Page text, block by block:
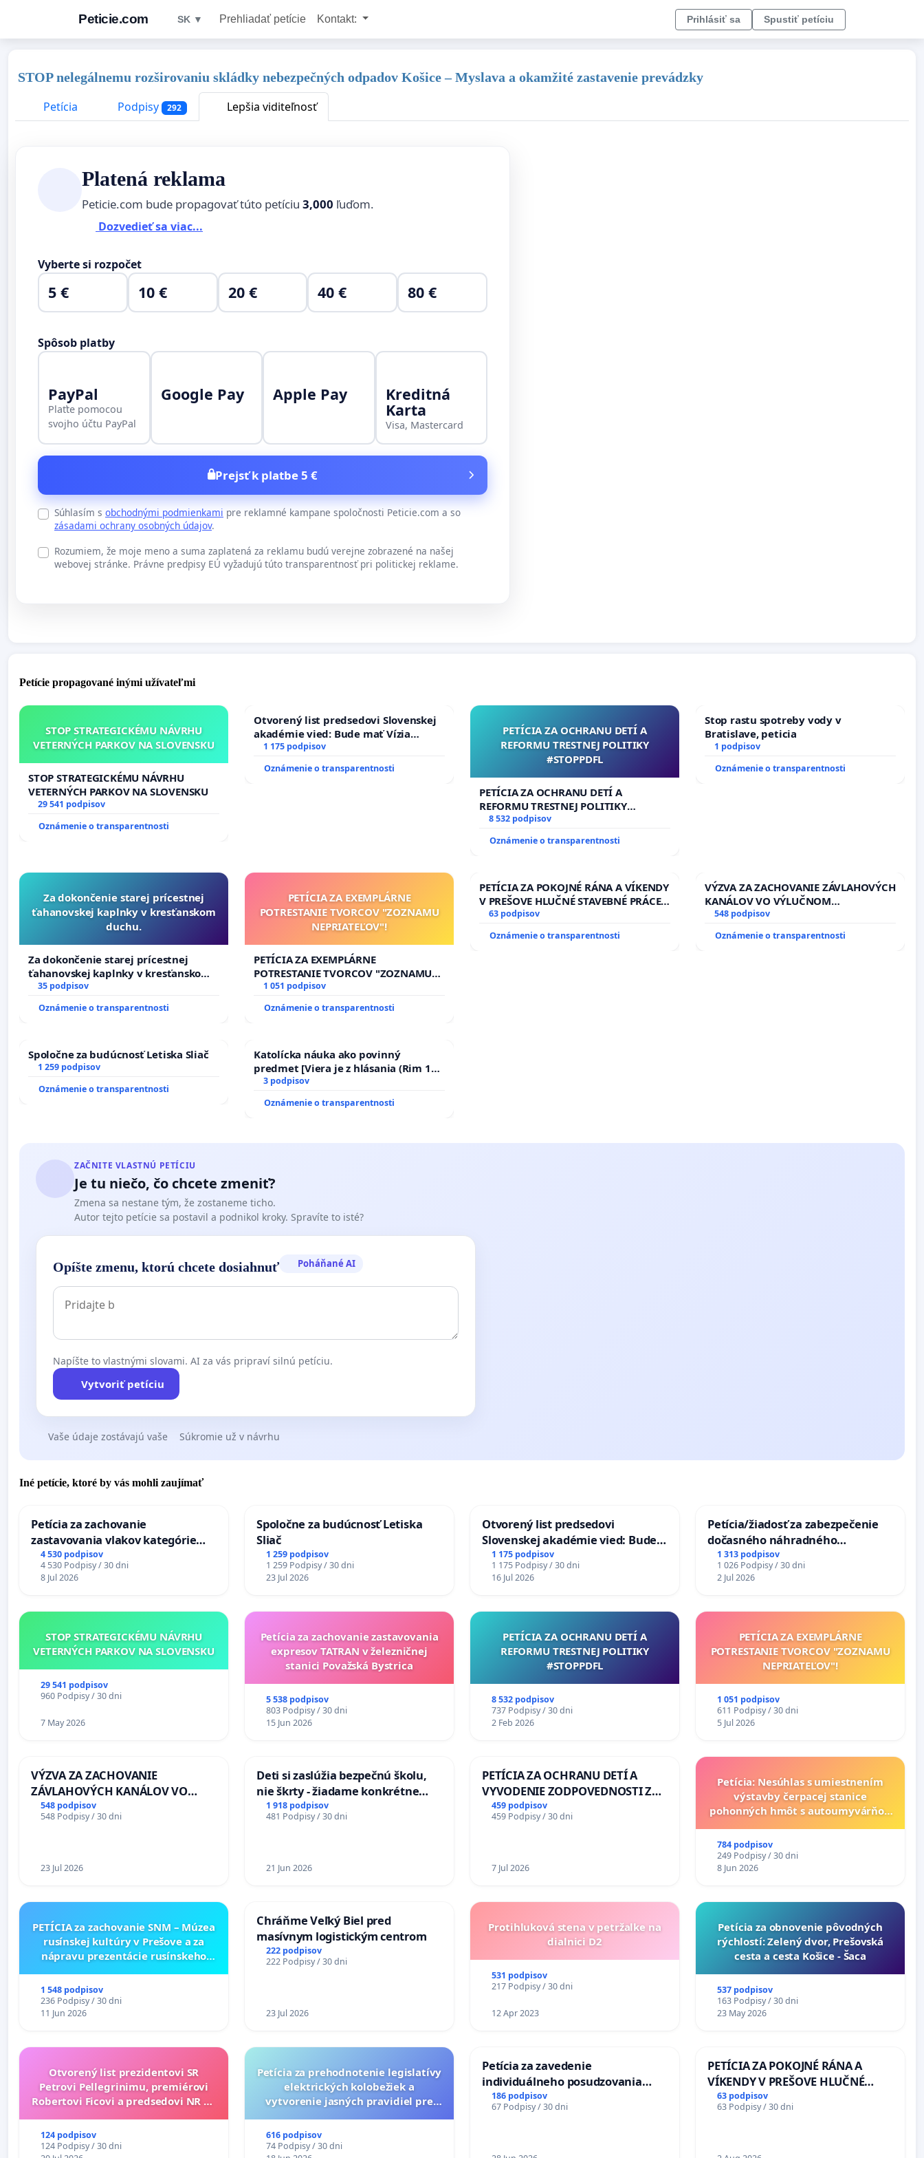
Peticie.com SK ▼ Prehliadať petície Kontakt: Prihlásiť sa Spustiť petíciu
STOP nelegálnemu rozširovaniu skládky nebezpečných odpadov Košice – Myslava a okamžité zastavenie prevádzky
Petícia
Podpisy 292 Lepšia viditeľnosť
Platená reklama
Peticie.com bude propagovať túto petíciu 3,000 ľuďom.
Dozvedieť sa viac...
Vyberte si rozpočet
5 € 10 € 20 € 40 € 80 €
Spôsob platby
PayPal
Plaťte pomocou
svojho účtu PayPal
Google Pay Apple Pay Kreditná
Karta
Visa, Mastercard
Prejsť k platbe 5 €
Súhlasím s obchodnými podmienkami pre reklamné kampane spoločnosti Peticie.com a so
zásadami ochrany osobných údajov.
Rozumiem, že moje meno a suma zaplatená za reklamu budú verejne zobrazené na našej
webovej stránke. Právne predpisy EÚ vyžadujú túto transparentnosť pri politickej reklame.
Petície propagované inými užívateľmi
STOP STRATEGICKÉMU NÁVRHU
VETERNÝCH PARKOV NA SLOVENSKU
STOP STRATEGICKÉMU NÁVRHU
VETERNÝCH PARKOV NA SLOVENSKU
29 541 podpisov
Oznámenie o transparentnosti
Otvorený list predsedovi Slovenskej
akadémie vied: Bude mať Vízia
Slovenska 2040 mravnú chrbticu?
1 175 podpisov
Oznámenie o transparentnosti
PETÍCIA ZA OCHRANU DETÍ A
REFORMU TRESTNEJ POLITIKY
#STOPPDFL
PETÍCIA ZA OCHRANU DETÍ A
REFORMU TRESTNEJ POLITIKY
#STOPPDFL
8 532 podpisov
Oznámenie o transparentnosti
Stop rastu spotreby vody v
Bratislave, peticia
1 podpisov
Oznámenie o transparentnosti
Za dokončenie starej prícestnej
ťahanovskej kaplnky v kresťanskom
duchu.
Za dokončenie starej prícestnej
ťahanovskej kaplnky v kresťanskom
duchu.
35 podpisov
Oznámenie o transparentnosti
PETÍCIA ZA EXEMPLÁRNE
POTRESTANIE TVORCOV "ZOZNAMU
NEPRIATEĽOV"!
PETÍCIA ZA EXEMPLÁRNE
POTRESTANIE TVORCOV "ZOZNAMU
NEPRIATEĽOV"!
1 051 podpisov
Oznámenie o transparentnosti
PETÍCIA ZA POKOJNÉ RÁNA A VÍKENDY
V PREŠOVE HLUČNÉ STAVEBNÉ PRÁCE
V SOBOTU LEN OD 9.00 DO 13.00
8.00 – 18.00 HOD. A PRAVIDELNÁ
63 podpisov
Oznámenie o transparentnosti
VÝZVA ZA ZACHOVANIE ZÁVLAHOVÝCH
KANÁLOV VO VÝLUČNOM
VLASTNÍCTVE A POD KONTROLOU
riešenie zanedbaného stavu
548 podpisov
Oznámenie o transparentnosti
Spoločne za budúcnosť Letiska Sliač
1 259 podpisov
Oznámenie o transparentnosti
Katolícka náuka ako povinný
predmet [Viera je z hlásania (Rim 10,
17)]
3 podpisov
Oznámenie o transparentnosti
ZAČNITE VLASTNÚ PETÍCIU
Je tu niečo, čo chcete zmeniť?
Zmena sa nestane tým, že zostaneme ticho.
Autor tejto petície sa postavil a podnikol kroky. Spravíte to isté?
Opíšte zmenu, ktorú chcete dosiahnuť Poháňané AI
Napíšte to vlastnými slovami. AI za vás pripraví silnú petíciu.
Vytvoriť petíciu
Vaše údaje zostávajú vaše Súkromie už v návrhu
Iné petície, ktoré by vás mohli zaujímať
Petícia za zachovanie
zastavovania vlakov kategórie
Expres (Ex) TATRAN v železničnej
stanici Púchov
4 530 podpisov
4 530 Podpisy / 30 dni
8 Jul 2026
Spoločne za budúcnosť Letiska
Sliač
1 259 podpisov
1 259 Podpisy / 30 dni
23 Jul 2026
Otvorený list predsedovi
Slovenskej akadémie vied: Bude
mať Vízia Slovenska 2040 mravnú
chrbticu?
1 175 podpisov
1 175 Podpisy / 30 dni
16 Jul 2026
Petícia/žiadosť za zabezpečenie
dočasného náhradného
premostenia Váhu počas úplnej
uzávery Vážskeho mosta v
Komárne
1 313 podpisov
1 026 Podpisy / 30 dni
2 Jul 2026
STOP STRATEGICKÉMU NÁVRHU
VETERNÝCH PARKOV NA SLOVENSKU
29 541 podpisov
960 Podpisy / 30 dni
7 May 2026
Petícia za zachovanie zastavovania
expresov TATRAN v železničnej
stanici Považská Bystrica
5 538 podpisov
803 Podpisy / 30 dni
15 Jun 2026
PETÍCIA ZA OCHRANU DETÍ A
REFORMU TRESTNEJ POLITIKY
#STOPPDFL
8 532 podpisov
737 Podpisy / 30 dni
2 Feb 2026
PETÍCIA ZA EXEMPLÁRNE
POTRESTANIE TVORCOV "ZOZNAMU
NEPRIATEĽOV"!
1 051 podpisov
611 Podpisy / 30 dni
5 Jul 2026
VÝZVA ZA ZACHOVANIE
ZÁVLAHOVÝCH KANÁLOV VO
VÝLUČNOM VLASTNÍCTVE A POD
KONTROLOU SLOVENSKEJ
a odvodňovacích kanálov na
548 podpisov
548 Podpisy / 30 dni
23 Jul 2026
Deti si zaslúžia bezpečnú školu,
nie škrty - žiadame konkrétne
opatrenia na zlepšenie situácie v
školstve
1 918 podpisov
481 Podpisy / 30 dni
21 Jun 2026
PETÍCIA ZA OCHRANU DETÍ A
VYVODENIE ZODPOVEDNOSTI ZA
DLHOROČNÚ NEČINNOSŤ A
ZLYHANIE ŠTÁTU
459 podpisov
459 Podpisy / 30 dni
7 Jul 2026
Petícia: Nesúhlas s umiestnením
výstavby čerpacej stanice
pohonných hmôt s autoumyvárňou
Grob - Čierna Voda
784 podpisov
249 Podpisy / 30 dni
8 Jun 2026
PETÍCIA za zachovanie SNM – Múzea
rusínskej kultúry v Prešove a za
nápravu prezentácie rusínskeho
Múzeu ukrajinskej kultúry vo
Svidníku
1 548 podpisov
236 Podpisy / 30 dni
11 Jun 2026
Chráňme Veľký Biel pred
masívnym logistickým centrom
222 podpisov
222 Podpisy / 30 dni
23 Jul 2026
Protihluková stena v petržalke na
dialnici D2
531 podpisov
217 Podpisy / 30 dni
12 Apr 2023
​Petícia za obnovenie pôvodných
rýchlostí: Zelený dvor, Prešovská
cesta a cesta Košice - Šaca
537 podpisov
163 Podpisy / 30 dni
23 May 2026
Otvorený list prezidentovi SR
Petrovi Pellegrinimu, premiérovi
Robertovi Ficovi a predsedovi NR SR
124 podpisov
124 Podpisy / 30 dni
Petícia za prehodnotenie legislatívy
elektrických kolobežiek a
vytvorenie jasných pravidiel pre
616 podpisov
74 Podpisy / 30 dni
Petícia za zavedenie
individuálneho posudzovania
zdravotnej spôsobilosti osôb s
diabetom 1. a 2. typu pri prijímaní
186 podpisov
67 Podpisy / 30 dni
PETÍCIA ZA POKOJNÉ RÁNA A
VÍKENDY V PREŠOVE HLUČNÉ
STAVEBNÉ PRÁCE V SOBOTU LEN
OD 9.00 DO 13.00 HOD., CEZ
63 podpisov
63 Podpisy / 30 dni